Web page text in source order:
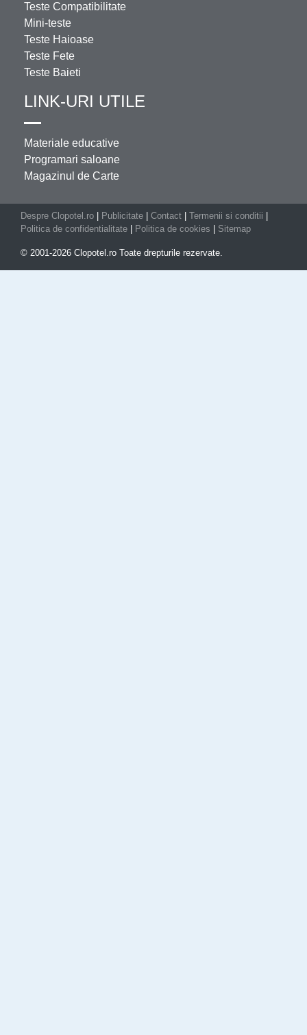
Teste Compatibilitate
Mini-teste
Teste Haioase
Teste Fete
Teste Baieti
LINK-URI UTILE
Materiale educative
Programari saloane
Magazinul de Carte
Despre Clopotel.ro Publicitate Contact Termenii si conditii
Politica de confidentialitate
Politica de cookies Sitemap
© 2001-2026 Clopotel.ro Toate drepturile rezervate.